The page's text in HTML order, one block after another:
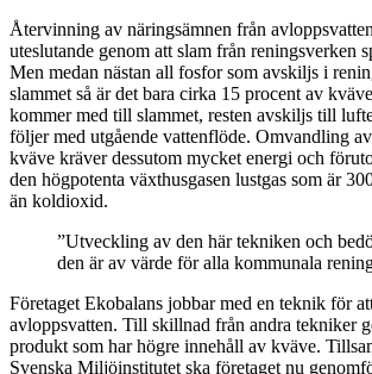
Återvinning av näringsämnen från
uteslutande genom att slam från reningsverken
Men medan nästan all fosfor som avskiljs i
slammet så är det bara cirka 15 procent av
kommer med till slammet, resten avskiljs till
följer med utgående vattenflöde. Omvandling
kväve kräver dessutom mycket energi och
den högpotenta växthusgasen lustgas som är
än koldioxid.
”Utveckling av den här tekniken och
den är av värde för alla kommunala
Företaget Ekobalans jobbar med en teknik för
avloppsvatten. Till skillnad från andra tekniker
produkt som har högre innehåll av kväve.
Svenska Miljöinstitutet ska företaget nu